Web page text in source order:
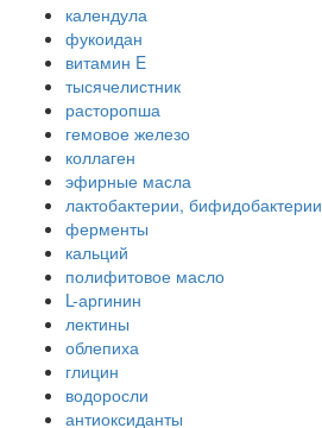
календула
фукоидан
витамин E
тысячелистник
расторопша
гемовое железо
коллаген
эфирные масла
лактобактерии, бифидобактерии
ферменты
кальций
полифитовое масло
L-аргинин
лектины
облепиха
глицин
водоросли
антиоксиданты